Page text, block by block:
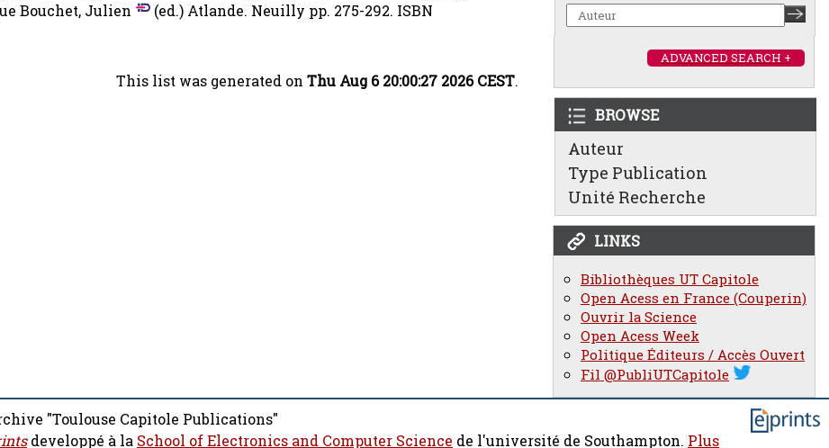
ADVANCED SEARCH +
BROWSE
Auteur
Type Publication
Unité Recherche
LINKS
Bibliothèques UT Capitole
Open Acess en France (Couperin)
Ouvrir la Science
Open Acess Week
Politique Éditeurs / Accès Ouvert
Fil @PubliUTCapitole
Bouchet, Julien
(ed.) Atlande. Neuilly pp. 275-292. ISBN
This list was generated on Thu Aug 6 20:00:27 2026 CEST.
"Toulouse Capitole Publications"
developpé à la School of Electronics and Computer Science de l'université de Southampton. Plus